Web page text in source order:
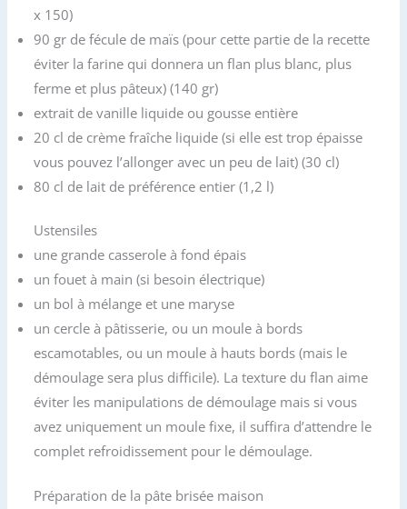
x 150)
90 gr de fécule de maïs (pour cette partie de la recette
éviter la farine qui donnera un flan plus blanc, plus
ferme et plus pâteux) (140 gr)
extrait de vanille liquide ou gousse entière
20 cl de crème fraîche liquide (si elle est trop épaisse
vous pouvez l’allonger avec un peu de lait) (30 cl)
80 cl de lait de préférence entier (1,2 l)
Ustensiles
une grande casserole à fond épais
un fouet à main (si besoin électrique)
un bol à mélange et une maryse
un cercle à pâtisserie, ou un moule à bords
escamotables, ou un moule à hauts bords (mais le
démoulage sera plus difficile). La texture du flan aime
éviter les manipulations de démoulage mais si vous
avez uniquement un moule fixe, il suffira d’attendre le
complet refroidissement pour le démoulage.
Préparation de la pâte brisée maison